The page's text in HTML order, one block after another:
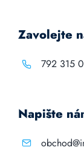
Zavolejte
792 315
Napište